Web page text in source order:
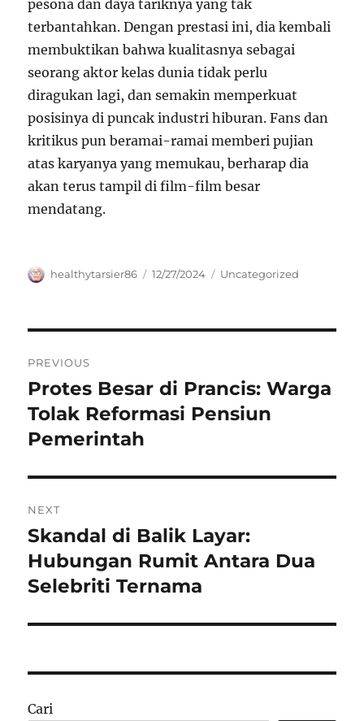
pesona dan daya tariknya yang tak
terbantahkan. Dengan prestasi ini, dia kembali
membuktikan bahwa kualitasnya sebagai
seorang aktor kelas dunia tidak perlu
diragukan lagi, dan semakin memperkuat
posisinya di puncak industri hiburan. Fans dan
kritikus pun beramai-ramai memberi pujian
atas karyanya yang memukau, berharap dia
akan terus tampil di film-film besar
mendatang.
Author
healthytarsier86
Posted
12/27/2024 Categories
Uncategorized
pos
PREVIOUS
Previous
post:
Protes Besar di Prancis: Warga
Tolak Reformasi Pensiun
Pemerintah
NEXT
Next
post:
Skandal di Balik Layar:
Hubungan Rumit Antara Dua
Selebriti Ternama
Cari